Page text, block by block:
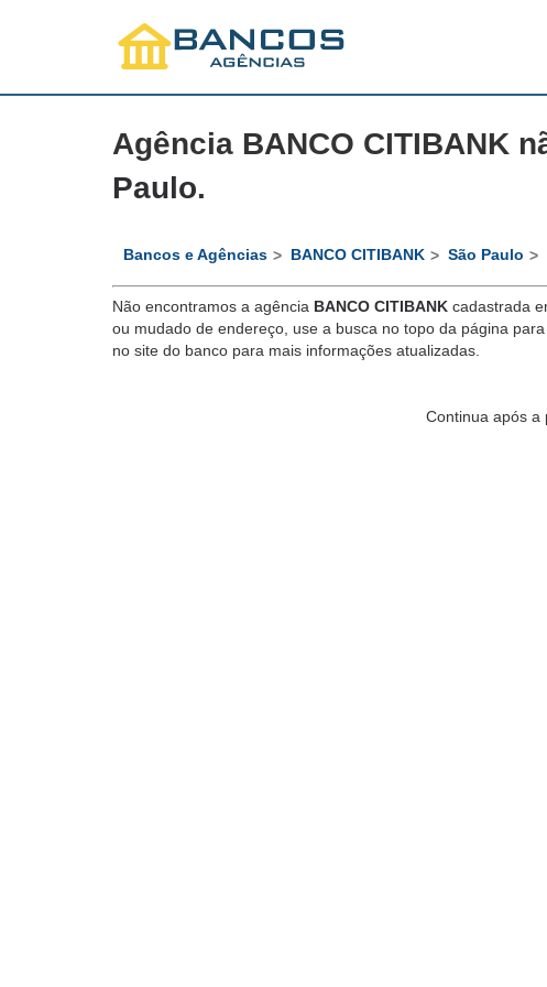
Agência BANCO CITIBANK
Paulo.
Bancos e Agências BANCO CITIBANK São Paulo
Não encontramos a agência BANCO CITIBANK cadastrada
ou mudado de endereço, use a busca no topo da página
no site do banco para mais informações atualizadas.
Continua após a